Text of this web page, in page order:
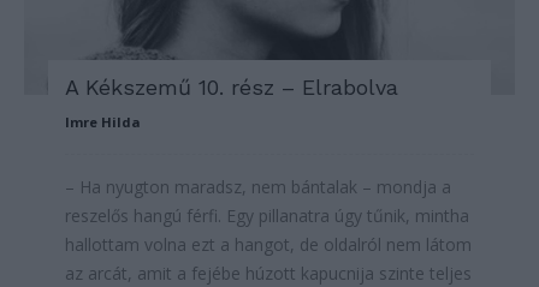
A Kékszemű 10. rész – Elrabolva
Imre Hilda
– Ha nyugton maradsz, nem bántalak – mondja a
reszelős hangú férfi. Egy pillanatra úgy tűnik, mintha
hallottam volna ezt a hangot, de oldalról nem látom
az arcát, amit a fejébe húzott kapucnija szinte teljes